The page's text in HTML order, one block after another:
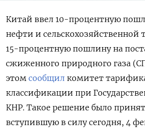
Китай ввел 10-процентную
нефти и сельскохозяйственной
15-процентную пошлину на
сжиженного природного газа
этом сообщил комитет
классификации при
КНР. Такое решение было
вступившую в силу сегодня, 4